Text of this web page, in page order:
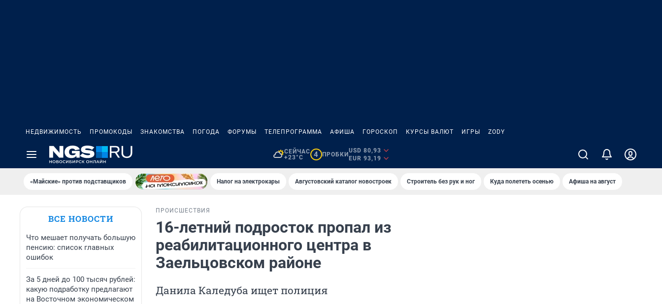
НЕДВИЖИМОСТЬ ПРОМОКОДЫ ЗНАКОМСТВА ПОГОДА ФОРУМЫ ТЕЛЕПРОГРАММА АФИША ГОРОСКОП КУРСЫ ВАЛЮТ ИГРЫ ZODY
СЕЙЧАС
+23°C
4 ПРОБКИ
USD 80,93
EUR 93,19
«Майские» против подставщиков Налог на электрокары Августовский каталог новостроек Строитель без рук и ног Куда полететь осенью Афиша на август
ВСЕ НОВОСТИ
Что мешает получать большую
пенсию: список главных
ошибок
За 5 дней до 100 тысяч рублей:
какую подработку предлагают
на Восточном экономическом
ПРОИСШЕСТВИЯ
16-летний подросток пропал из
реабилитационного центра в
Заельцовском районе
Данила Каледуба ищет полиция